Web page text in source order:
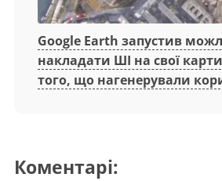
Google Earth запустив
накладати ШІ на свої
того, що нагенерували
Коментарі: